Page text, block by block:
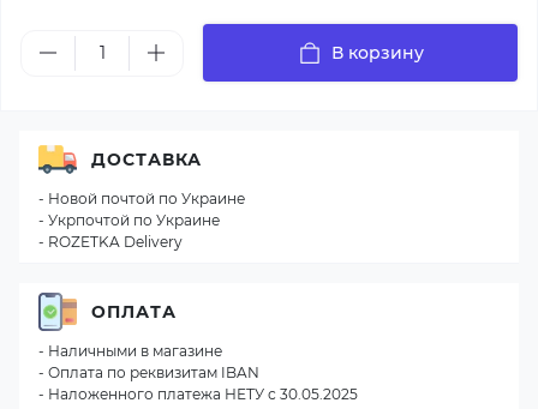
В корзину
ДОСТАВКА
- Новой почтой по Украине
- Укрпочтой по Украине
- ROZETKA Delivery
ОПЛАТА
- Наличными в магазине
- Оплата по реквизитам IBAN
- Наложенного платежа НЕТУ с 30.05.2025